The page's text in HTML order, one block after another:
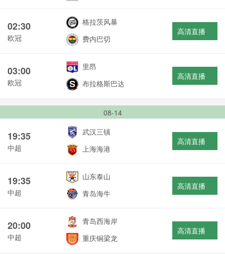
02:30
欧冠
格拉茨风暴
费内巴切
高清直播
03:00
欧冠
里昂
布拉格斯巴达
高清直播
08-14
19:35
中超
武汉三镇
上海海港
高清直播
19:35
中超
山东泰山
青岛海牛
高清直播
20:00
中超
青岛西海岸
重庆铜梁龙
高清直播